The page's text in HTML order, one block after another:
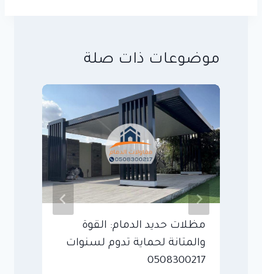
موضوعات ذات صلة
مظلات حديد الدمام: القوة
والمتانة لحماية تدوم لسنوات
0508300217